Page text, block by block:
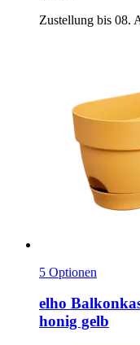
Zustellung bis 08.
5 Optionen
elho
honig gelb